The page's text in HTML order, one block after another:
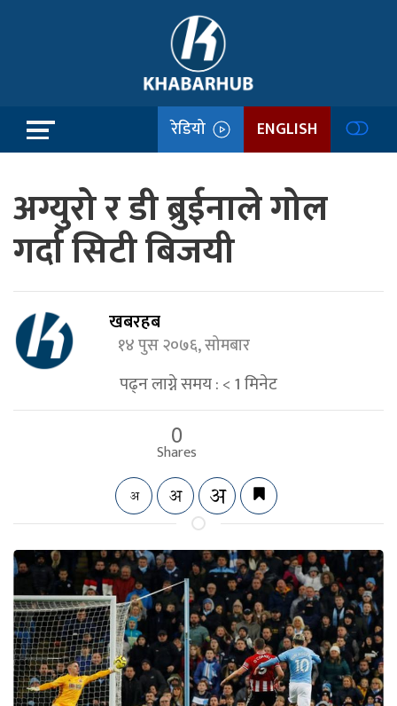
रेडियो ENGLISH
अग्युरो र डी ब्रुईनाले गोल
गर्दा सिटी बिजयी
खबरहब
१४ पुस २०७६, सोमबार
पढ्न लाग्ने समय :< 1मिनेट
0
Shares